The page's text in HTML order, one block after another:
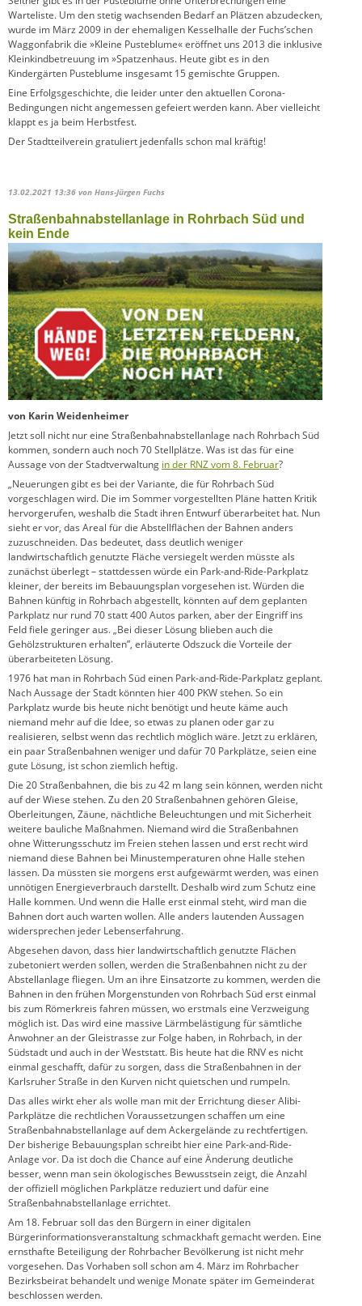
Warteliste. Um den stetig wachsenden Bedarf an Plätzen abzudecken,
wurde im März 2009 in der ehemaligen Kesselhalle der Fuchs’schen
Waggonfabrik die »Kleine Pusteblume« eröffnet uns 2013 die inklusive
Kleinkindbetreuung im »Spatzenhaus. Heute gibt es in den
Kindergärten Pusteblume insgesamt 15 gemischte Gruppen.
Eine Erfolgsgeschichte, die leider unter den aktuellen Corona-
Bedingungen nicht angemessen gefeiert werden kann. Aber vielleicht
klappt es ja beim Herbstfest.
Der Stadtteilverein gratuliert jedenfalls schon mal kräftig!
13.02.2021 13:36 von Hans-Jürgen Fuchs
Straßenbahnabstellanlage in Rohrbach Süd und
kein Ende
von Karin Weidenheimer
Jetzt soll nicht nur eine Straßenbahnabstellanlage nach Rohrbach Süd
kommen, sondern auch noch 70 Stellplätze. Was ist das für eine
Aussage von der Stadtverwaltung in der RNZ vom 8. Februar?
„Neuerungen gibt es bei der Variante, die für Rohrbach Süd
vorgeschlagen wird. Die im Sommer vorgestellten Pläne hatten Kritik
hervorgerufen, weshalb die Stadt ihren Entwurf überarbeitet hat. Nun
sieht er vor, das Areal für die Abstellflächen der Bahnen anders
zuzuschneiden. Das bedeutet, dass deutlich weniger
landwirtschaftlich genutzte Fläche versiegelt werden müsste als
zunächst überlegt – stattdessen würde ein Park-and-Ride-Parkplatz
kleiner, der bereits im Bebauungsplan vorgesehen ist. Würden die
Bahnen künftig in Rohrbach abgestellt, könnten auf dem geplanten
Parkplatz nur rund 70 statt 400 Autos parken, aber der Eingriff ins
Feld fiele geringer aus. „Bei dieser Lösung blieben auch die
Gehölzstrukturen erhalten”, erläuterte Odszuck die Vorteile der
überarbeiteten Lösung.
1976 hat man in Rohrbach Süd einen Park-and-Ride-Parkplatz geplant.
Nach Aussage der Stadt könnten hier 400 PKW stehen. So ein
Parkplatz wurde bis heute nicht benötigt und heute käme auch
niemand mehr auf die Idee, so etwas zu planen oder gar zu
realisieren, selbst wenn das rechtlich möglich wäre. Jetzt zu erklären,
ein paar Straßenbahnen weniger und dafür 70 Parkplätze, seien eine
gute Lösung, ist schon ziemlich heftig.
Die 20 Straßenbahnen, die bis zu 42 m lang sein können, werden nicht
auf der Wiese stehen. Zu den 20 Straßenbahnen gehören Gleise,
Oberleitungen, Zäune, nächtliche Beleuchtungen und mit Sicherheit
weitere bauliche Maßnahmen. Niemand wird die Straßenbahnen
ohne Witterungsschutz im Freien stehen lassen und erst recht wird
niemand diese Bahnen bei Minustemperaturen ohne Halle stehen
lassen. Da müssten sie morgens erst aufgewärmt werden, was einen
unnötigen Energieverbrauch darstellt. Deshalb wird zum Schutz eine
Halle kommen. Und wenn die Halle erst einmal steht, wird man die
Bahnen dort auch warten wollen. Alle anders lautenden Aussagen
widersprechen jeder Lebenserfahrung.
Abgesehen davon, dass hier landwirtschaftlich genutzte Flächen
zubetoniert werden sollen, werden die Straßenbahnen nicht zu der
Abstellanlage fliegen. Um an ihre Einsatzorte zu kommen, werden die
Bahnen in den frühen Morgenstunden von Rohrbach Süd erst einmal
bis zum Römerkreis fahren müssen, wo erstmals eine Verzweigung
möglich ist. Das wird eine massive Lärmbelästigung für sämtliche
Anwohner an der Gleistrasse zur Folge haben, in Rohrbach, in der
Südstadt und auch in der Weststatt. Bis heute hat die RNV es nicht
einmal geschafft, dafür zu sorgen, dass die Straßenbahnen in der
Karlsruher Straße in den Kurven nicht quietschen und rumpeln.
Das alles wirkt eher als wolle man mit der Errichtung dieser Alibi-
Parkplätze die rechtlichen Voraussetzungen schaffen um eine
Straßenbahnabstellanlage auf dem Ackergelände zu rechtfertigen.
Der bisherige Bebauungsplan schreibt hier eine Park-and-Ride-
Anlage vor. Da ist doch die Chance auf eine Änderung deutliche
besser, wenn man sein ökologisches Bewusstsein zeigt, die Anzahl
der offiziell möglichen Parkplätze reduziert und dafür eine
Straßenbahnabstellanlage errichtet.
Am 18. Februar soll das den Bürgern in einer digitalen
Bürgerinformationsveranstaltung schmackhaft gemacht werden. Eine
ernsthafte Beteiligung der Rohrbacher Bevölkerung ist nicht mehr
vorgesehen. Das Vorhaben soll schon am 4. März im Rohrbacher
Bezirksbeirat behandelt und wenige Monate später im Gemeinderat
beschlossen werden.